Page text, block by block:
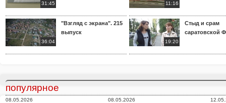
31:45
36:04
"Взгляд с экрана". 215
выпуск
11:16
19:20
Стыд и срам
саратовской
популярное
08.05.2026 08.05.2026